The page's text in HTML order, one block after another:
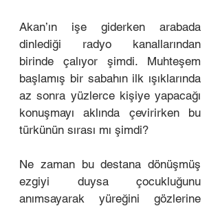
Akan’ın işe giderken arabada
dinlediği radyo kanallarından
birinde çalıyor şimdi. Muhteşem
başlamış bir sabahın ilk ışıklarında
az sonra yüzlerce kişiye yapacağı
konuşmayı aklında çevirirken bu
türkünün sırası mı şimdi?
Ne zaman bu destana dönüşmüş
ezgiyi duysa çocukluğunu
anımsayarak yüreğini gözlerine